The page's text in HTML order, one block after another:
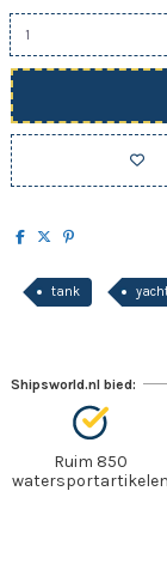
tank
Shipsworld.nl bied:
Ruim 850
watersportartikelen